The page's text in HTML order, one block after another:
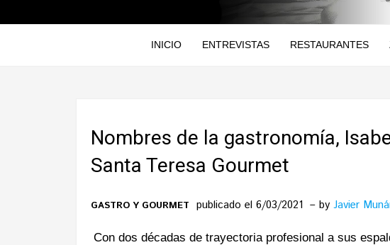
INICIO ENTREVISTAS RESTAURANTES
Nombres de la gastronomía,
Santa Teresa Gourmet
GASTRO Y GOURMET publicado el 6/03/2021 by Javier
Con dos décadas de trayectoria profesional a sus